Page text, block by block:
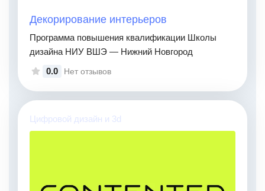
Декорирование интерьеров
Программа повышения квалификации Школы
дизайна НИУ ВШЭ — Нижний Новгород
0.0
Нет отзывов
Цифровой дизайн и 3d